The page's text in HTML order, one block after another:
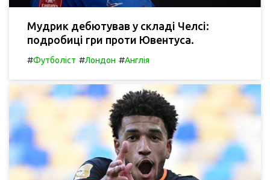
Мудрик дебютував у складі Челсі:
подробиці гри проти Ювентуса.
#Футболіст #Лондон #Англія